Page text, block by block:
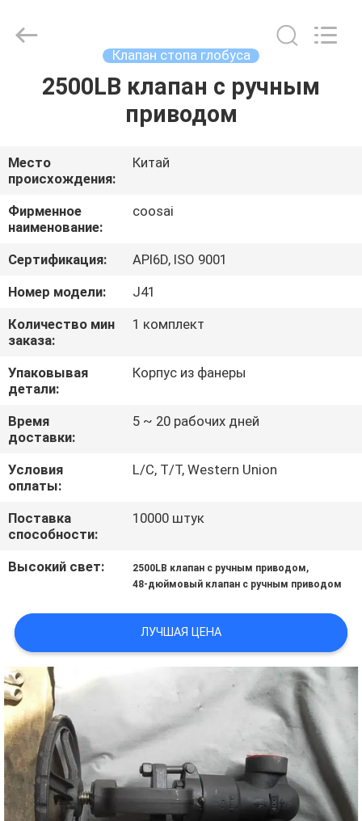
ДОМОЙ
О
НАС
ЭКСКУРСИЯ
ПО
ЗАВОДУ
КОНТРОЛЬ
КАЧЕСТВА
СВЯЖИТЕСЬ
С
НАМИ
НОВОСТИ
ЗАПРОСИТЕ
ЦИТАТУ
КАРТА
САЙТА
PRIVACY
POLICY
group.
Клапан стопа глобуса
2500LB клапан с ручным
приводом
Место
происхождения:
Китай
Фирменное
наименование:
coosai
Сертификация:
API6D, ISO 9001
Номер модели:
J41
Количество мин
заказа:
1 комплект
Упаковывая
детали:
Корпус из фанеры
Время
доставки:
5 ~ 20 рабочих дней
Условия
оплаты:
L/C, T/T, Western Union
Поставка
способности:
10000 штук
Высокий свет: 2500LB клапан с ручным приводом,
48-дюймовый клапан с ручным приводом
ЛУЧШАЯ ЦЕНА